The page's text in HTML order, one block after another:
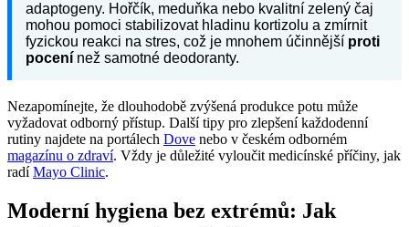
adaptogeny. Hořčík, meduňka nebo kvalitní zelený čaj
mohou pomoci stabilizovat hladinu kortizolu a zmírnit
fyzickou reakci na stres, což je mnohem účinnější proti
pocení než samotné deodoranty.
Nezapomínejte, že dlouhodobě zvýšená produkce potu může
vyžadovat odborný přístup. Další tipy pro zlepšení každodenní
rutiny najdete na portálech Dove nebo v českém odborném
magazínu o zdraví. Vždy je důležité vyloučit medicínské příčiny, jak
radíMayo Clinic.
Moderní hygiena bez extrémů: Jak